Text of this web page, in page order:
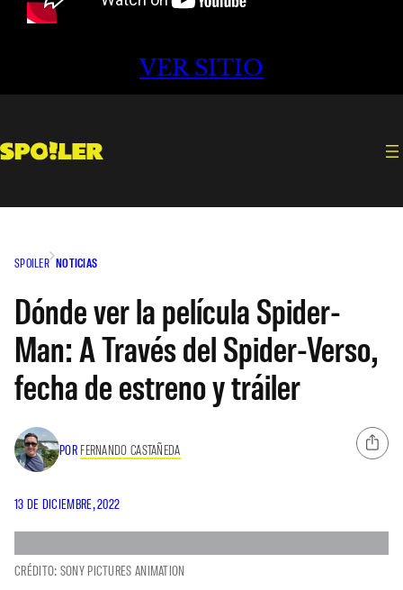
VER SITIO
SPOILER NOTICIAS
Dónde ver la película Spider-
Man: A Través del Spider-Verso,
fecha de estreno y tráiler
POR FERNANDO CASTAÑEDA
13 DE DICIEMBRE, 2022
CRÉDITO: SONY PICTURES ANIMATION